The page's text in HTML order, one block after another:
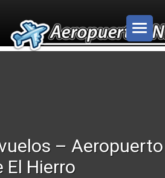
– Aeropuerto
El Hierro